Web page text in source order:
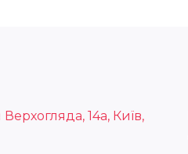
14а, Київ,